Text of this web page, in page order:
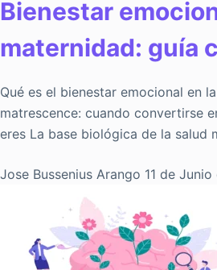
Bienestar
maternidad: guía
Qué es el bienestar emocional en
matrescence: cuando convertirse
eres La base biológica de la salud
Jose Bussenius Arango 11 de